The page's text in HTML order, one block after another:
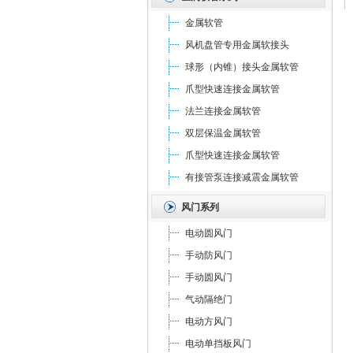
金属软管
风机盘管专用金属软接头
球形（内锥）接头金属软管
爪型快速连接金属软管
法兰连接金属软管
双层保温金属软管
爪型快速连接金属软管
有接管泵连接减震金属软管
风门系列
电动圆风门
手动防风门
手动圆风门
气动隔绝门
电动方风门
电动单挡板风门